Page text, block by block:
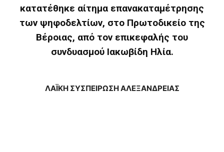
κατατέθηκε αίτημα επανακαταμέτρησης
των ψηφοδελτίων, στο Πρωτοδικείο της
Βέροιας, από τον επικεφαλής του
συνδυασμού Ιακωβίδη Ηλία.
ΛΑΪΚΗ ΣΥΣΠΕΙΡΩΣΗ ΑΛΕΞΑΝΔΡΕΙΑΣ